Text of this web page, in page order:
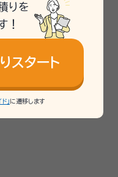
りを
！
スタート
」に遷移します